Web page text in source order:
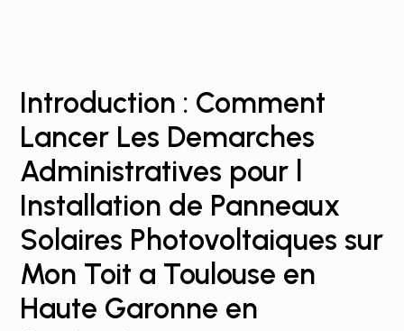
Introduction : Comment
Lancer Les Demarches
Administratives pour l
Installation de Panneaux
Solaires Photovoltaiques sur
Mon Toit a Toulouse en
Haute Garonne en